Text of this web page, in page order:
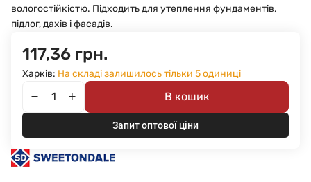
вологостійкістю. Підходить для утеплення фундаментів,
підлог, дахів і фасадів.
117,36 грн.
Харків: На складі залишилось тільки 5 одиниці
В кошик
Запит оптової ціни